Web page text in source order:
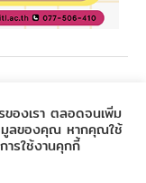
ของเรา ตลอดจนเพิ่ม
มูลของคุณ หากคุณใช้
ารใช้งานคุกกี้